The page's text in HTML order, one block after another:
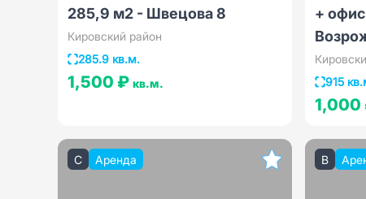
285,9 м2 - Швецова 8
Кировский район
285.9 кв.м.
1,500 ₽ кв.м.
+
915
C Аренда B